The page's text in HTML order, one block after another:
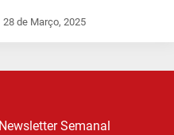
28 de Março, 2025
Newsletter Semanal